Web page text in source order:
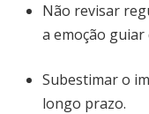
Não revisar
a emoção guiar
Subestimar o
longo prazo.